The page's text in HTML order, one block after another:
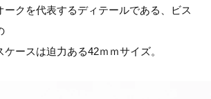
ークを代表するディテールである、ビス
ースは迫力ある42ｍｍサイズ。